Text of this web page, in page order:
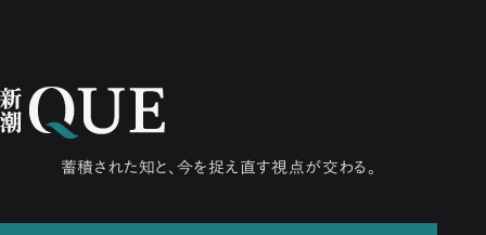
蓄積された知と、今を捉え直す視点が交わる。